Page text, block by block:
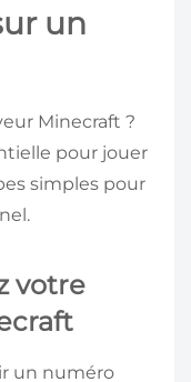
un
Minecraft ?
pour jouer
simples pour
votre
un numéro